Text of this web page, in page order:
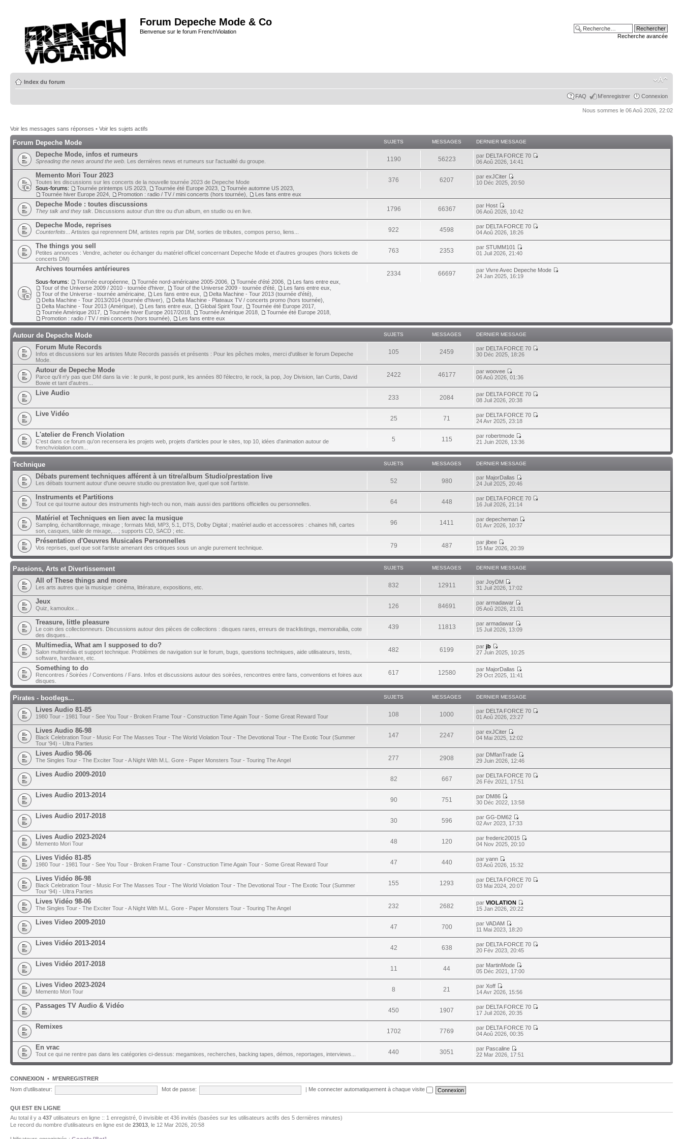
Forum Depeche Mode & Co
Bienvenue sur le forum FrenchViolation
Recherche avancée
Index du forum
FAQ M’enregistrer Connexion
Nous sommes le 06 Aoû 2026, 22:02
Voir les messages sans réponses • Voir les sujets actifs
Forum Depeche Mode SUJETS MESSAGES DERNIER MESSAGE
Depeche Mode, infos et rumeurs
Spreading the news around the web . Les dernières news et rumeurs sur l'actualité du groupe. 1190 56223 par DELTA FORCE 70
06 Aoû 2026, 14:41
Memento Mori Tour 2023
Toutes les discussions sur les concerts de la nouvelle tournée 2023 de Depeche Mode
Sous-forums:
Tournée printemps US 2023 Tournée été Europe 2023 Tournée automne US 2023
Tournée hiver Europe 2024
Promotion : radio / TV / mini concerts (hors tournée) Les fans entre eux
376 6207 parexJCiter
10 Déc 2025, 20:50
Depeche Mode : toutes discussions
They talk and they talk . Discussions autour d'un titre ou d'un album, en studio ou en live. 1796 66367 par Host
06 Aoû 2026, 10:42
Depeche Mode, reprises
Counterfeits ... Artistes qui reprennent DM, artistes repris par DM, sorties de tributes, compos perso, liens... 922 4598 par DELTA FORCE 70
04 Aoû 2026, 18:26
The things you sell
Petites annonces : Vendre, acheter ou échanger du matériel officiel concernant Depeche Mode et d'autres groupes (hors tickets de
concerts DM)
763 2353 parSTUMM101
01 Juil 2026, 21:40
Archives tournées antérieures
Sous-forums: Tournée européenne Tournée nord-américaine 2005-2006 Tournée d'été 2006 Les fans entre eux
Tour of the Universe 2009 / 2010 - tournée d'hiver
Tour of the Universe 2009 - tournée d'été Les fans entre eux
Tour of the Universe - tournée américaine
Les fans entre eux Delta Machine - Tour 2013 (tournée d'été)
Delta Machine - Tour 2013/2014 (tournée d'hiver)
Delta Machine - Plateaux TV / concerts promo (hors tournée)
Delta Machine - Tour 2013 (Amérique)
Les fans entre eux Global Spirit Tour Tournée été Europe 2017
Tournée Amérique 2017
Tournée hiver Europe 2017/2018 Tournée Amérique 2018 Tournée été Europe 2018
Promotion : radio / TV / mini concerts (hors tournée)
Les fans entre eux
2334 66697 parVivre Avec Depeche Mode
24 Jan 2025, 16:19
Autour de Depeche Mode SUJETS MESSAGES DERNIER MESSAGE
Forum Mute Records
Infos et discussions sur les artistes Mute Records passés et présents : Pour les pêches moles, merci d'utiliser le forum Depeche
Mode.
105 2459 par DELTA FORCE 70
30 Déc 2025, 18:26
Autour de Depeche Mode
Parce qu'il n'y pas que DM dans la vie : le punk, le post punk, les années 80 l'électro, le rock, la pop, Joy Division, Ian Curtis, David
Bowie et tant d'autres...
2422 46177 parwoovee
06 Aoû 2026, 01:36
Live Audio
233 2084 par DELTA FORCE 70
08 Juil 2026, 20:38
Live Vidéo
25 71 par DELTA FORCE 70
24 Avr 2025, 23:18
L'atelier de French Violation
C'est dans ce forum qu'on recensera les projets web, projets d'articles pour le sites, top 10, idées d'animation autour de
frenchviolation.com...
5 115 parrobertmode
21 Juin 2026, 13:36
Technique SUJETS MESSAGES DERNIER MESSAGE
Débats purement techniques afférent à un titre/album Studio/prestation live
Les débats tournent autour d'une oeuvre studio ou prestation live, quel que soit l'artiste. 52 980 par MajorDallas
24 Juil 2025, 20:46
Instruments et Partitions
Tout ce qui tourne autour des instruments high-tech ou non, mais aussi des partitions officielles ou personnelles. 64 448 par DELTA FORCE 70
16 Juil 2026, 21:14
Matériel et Techniques en lien avec la musique
Sampling, échantillonnage, mixage ; formats Midi, MP3, 5.1, DTS, Dolby Digital ; matériel audio et accessoires : chaines hifi, cartes
son, casques, table de mixage,... ; supports CD, SACD ; etc.
96 1411 pardepecheman
01 Avr 2026, 10:37
Présentation d'Oeuvres Musicales Personnelles
Vos reprises, quel que soit l'artiste amenant des critiques sous un angle purement technique. 79 487 parjibee
15 Mar 2026, 20:39
Passions, Arts et Divertissement SUJETS MESSAGES DERNIER MESSAGE
All of These things and more
Les arts autres que la musique : cinéma, littérature, expositions, etc. 832 12911 parJoyDM
31 Juil 2026, 17:02
Jeux
Quiz, kamoulox... 126 84691 pararmadawar
05 Aoû 2026, 21:01
Treasure, little pleasure
Le coin des collectionneurs. Discussions autour des pièces de collections : disques rares, erreurs de tracklistings, memorabilia, cote
des disques...
439 11813 pararmadawar
15 Juil 2026, 13:09
Multimedia, What am I supposed to do?
Salon multimédia et support technique. Problèmes de navigation sur le forum, bugs, questions techniques, aide utilisateurs, tests,
software, hardware, etc.
482 6199 parjb
27 Juin 2025, 10:25
Something to do
Rencontres / Soirées / Conventions / Fans. Infos et discussions autour des soirées, rencontres entre fans, conventions et foires aux
disques.
617 12580 par MajorDallas
29 Oct 2025, 11:41
Pirates - bootlegs... SUJETS MESSAGES DERNIER MESSAGE
Lives Audio 81-85
1980 Tour - 1981 Tour - See You Tour - Broken Frame Tour - Construction Time Again Tour - Some Great Reward Tour 108 1000 par DELTA FORCE 70
01 Aoû 2026, 23:27
Lives Audio 86-98
Black Celebration Tour - Music For The Masses Tour - The World Violation Tour - The Devotional Tour - The Exotic Tour (Summer
Tour '94) - Ultra Parties
147 2247 parexJCiter
04 Mai 2025, 12:02
Lives Audio 98-06
The Singles Tour - The Exciter Tour - A Night With M.L. Gore - Paper Monsters Tour - Touring The Angel 277 2908 par DMfanTrade
29 Juin 2026, 12:46
Lives Audio 2009-2010
82 667 par DELTA FORCE 70
26 Fév 2021, 17:51
Lives Audio 2013-2014
90 751 par DM86
30 Déc 2022, 13:58
Lives Audio 2017-2018
30 596 parGG-DM62
02 Avr 2023, 17:33
Lives Audio 2023-2024
Memento Mori Tour 48 120 parfrederic20015
04 Nov 2025, 20:10
Lives Vidéo 81-85
1980 Tour - 1981 Tour - See You Tour - Broken Frame Tour - Construction Time Again Tour - Some Great Reward Tour 47 440 paryann
03 Aoû 2026, 15:32
Lives Vidéo 86-98
Black Celebration Tour - Music For The Masses Tour - The World Violation Tour - The Devotional Tour - The Exotic Tour (Summer
Tour '94) - Ultra Parties
155 1293 par DELTA FORCE 70
03 Mai 2024, 20:07
Lives Vidéo 98-06
The Singles Tour - The Exciter Tour - A Night With M.L. Gore - Paper Monsters Tour - Touring The Angel 232 2682 parVIOLATION
15 Jan 2026, 20:22
Lives Video 2009-2010
47 700 parVADAM
11 Mai 2023, 18:20
Lives Vidéo 2013-2014
42 638 par DELTA FORCE 70
20 Fév 2023, 20:45
Lives Vidéo 2017-2018
11 44 par MartinMode
05 Déc 2021, 17:00
Lives Video 2023-2024
Memento Mori Tour 8 21 parXoff
14 Avr 2026, 15:56
Passages TV Audio & Vidéo
450 1907 par DELTA FORCE 70
17 Juil 2026, 20:35
Remixes
1702 7769 par DELTA FORCE 70
04 Aoû 2026, 00:35
En vrac
Tout ce qui ne rentre pas dans les catégories ci-dessus: megamixes, recherches, backing tapes, démos, reportages, interviews... 440 3051 par Pascaline
22 Mar 2026, 17:51
CONNEXION • M’ENREGISTRER
Nom d’utilisateur:
Mot de passe: Me connecter automatiquement à chaque visite
QUI EST EN LIGNE
Au total il y a 437 utilisateurs en ligne :: 1 enregistré, 0 invisible et 436 invités (basées sur les utilisateurs actifs des 5 dernières minutes)
Le record du nombre d’utilisateurs en ligne est de 23013 , le 12 Mar 2026, 20:58